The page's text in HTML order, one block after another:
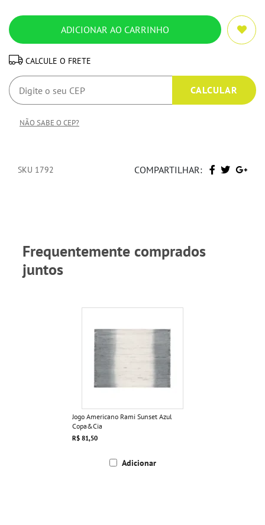
CALCULE O FRETE
NÃO SABE O CEP?
SKU 1792 COMPARTILHAR:
Frequentemente comprados
juntos
Jogo Americano Rami Sunset Azul
Copa&Cia
R$ 81,50
Adicionar